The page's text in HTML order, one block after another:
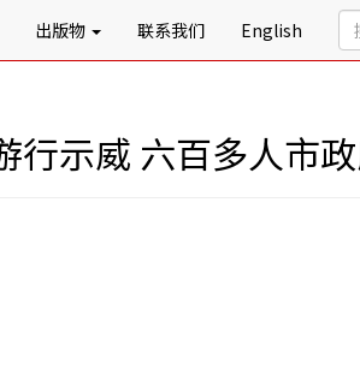
出版物 联系我们 English
行示威 六百多人市